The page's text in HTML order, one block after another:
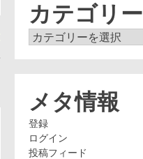
カテゴリー
カ
メタ情報
登録
ログイン
投稿フィード